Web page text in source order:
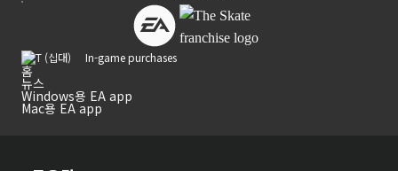
In-game purchases
홈
뉴스
Windows용 EA app
Mac용 EA app